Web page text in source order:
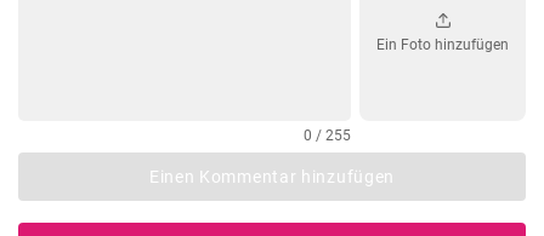
0 / 255
Ein Foto hinzufügen
Einen Kommentar hinzufügen